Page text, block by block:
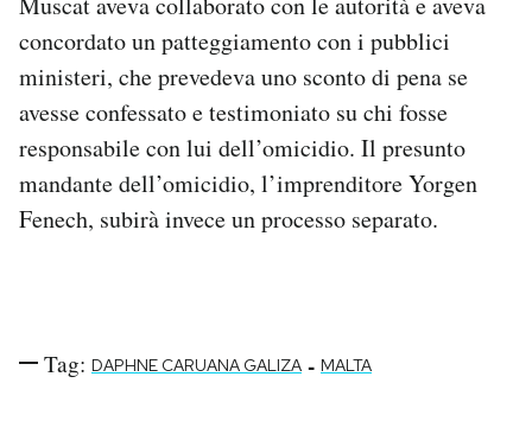
concordato un patteggiamento con i pubblici
ministeri, che prevedeva uno sconto di pena se
avesse confessato e testimoniato su chi fosse
responsabile con lui dell’omicidio. Il presunto
mandante dell’omicidio, l’imprenditore Yorgen
Fenech, subirà invece un processo separato.
Tag: DAPHNE CARUANA GALIZA - MALTA